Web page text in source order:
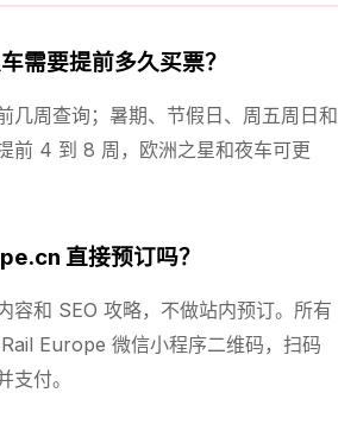
需要提前多久买票？
几周查询；暑期、节假日、周五周日和
前 4 到 8 周，欧洲之星和夜车可更
直接预订吗？
容和 SEO 攻略，不做站内预订。所有
Europe 微信小程序二维码，扫码
支付。